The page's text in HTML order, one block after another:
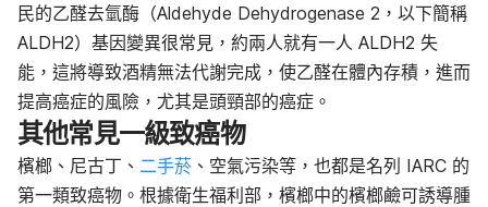
民的乙醛去氫酶（Aldehyde Dehydrogenase 2，以下簡稱
ALDH2）基因變異很常見，約兩人就有一人 ALDH2 失
能，這將導致酒精無法代謝完成，使乙醛在體內存積，進而
提高癌症的風險，尤其是頭頸部的癌症。
其他常見一級致癌物
檳榔、尼古丁、 二手菸 、空氣污染等，也都是名列 IARC 的
第一類致癌物。根據衛生福利部，檳榔中的檳榔鹼可誘導腫